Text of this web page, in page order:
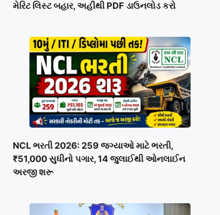
મેરિટ લિસ્ટ બહાર, અહીંથી PDF ડાઉનલોડ કરો
NCL ભરતી 2026: 259 જગ્યાઓ માટે ભરતી,
₹51,000 સુધીનો પગાર, 14 જુલાઈથી ઓનલાઈન
અરજી શરૂ